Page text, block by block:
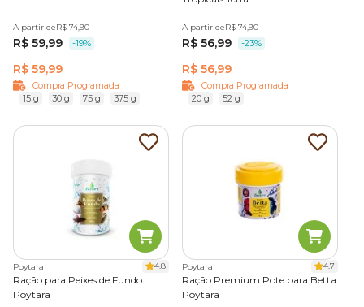
A partir deR$ 74,90
R$ 59,99 -19%
R$ 59,99
Compra Programada
15 g
30 g 75 g 375 g
A partir deR$ 74,90
R$ 56,99 -23%
R$ 56,99
Compra Programada
20 g
52 g
Poytara 4.8
Ração para Peixes de Fundo
Poytara
Poytara 4.7
Ração Premium Pote para Betta
Poytara